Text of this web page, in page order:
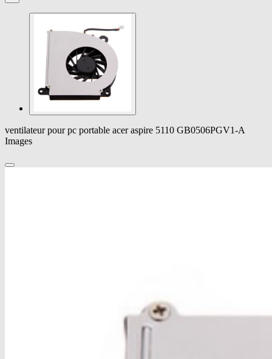
ventilateur pour pc portable acer aspire 5110 GB0506PGV1-A
Images